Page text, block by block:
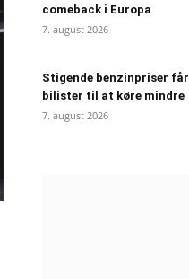
comeback i Europa
7. august 2026
Stigende benzinpriser får
bilister til at køre mindre
7. august 2026